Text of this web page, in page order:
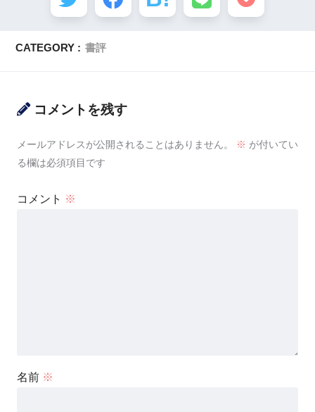
CATEGORY : 書評
コメントを残す
メールアドレスが公開されることはありません。 ※ が付いてい
る欄は必須項目です
コメント ※
名前 ※